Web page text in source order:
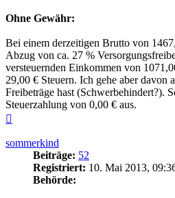
Ohne Gewähr:
Bei einem derzeitigen Brutto von
Abzug von ca. 27 %
versteuernden Einkommen von
29,00 € Steuern. Ich gehe aber davon
Freibeträge hast (Schwerbehindert?).
Steuerzahlung von 0,00 € aus.
sommerkind
Beiträge: 52
Registriert: 10. Mai 2013,
Behörde: